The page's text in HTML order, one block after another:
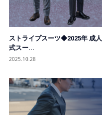
ストライプスーツ◆2025年 成人
式スー...
2025.10.28